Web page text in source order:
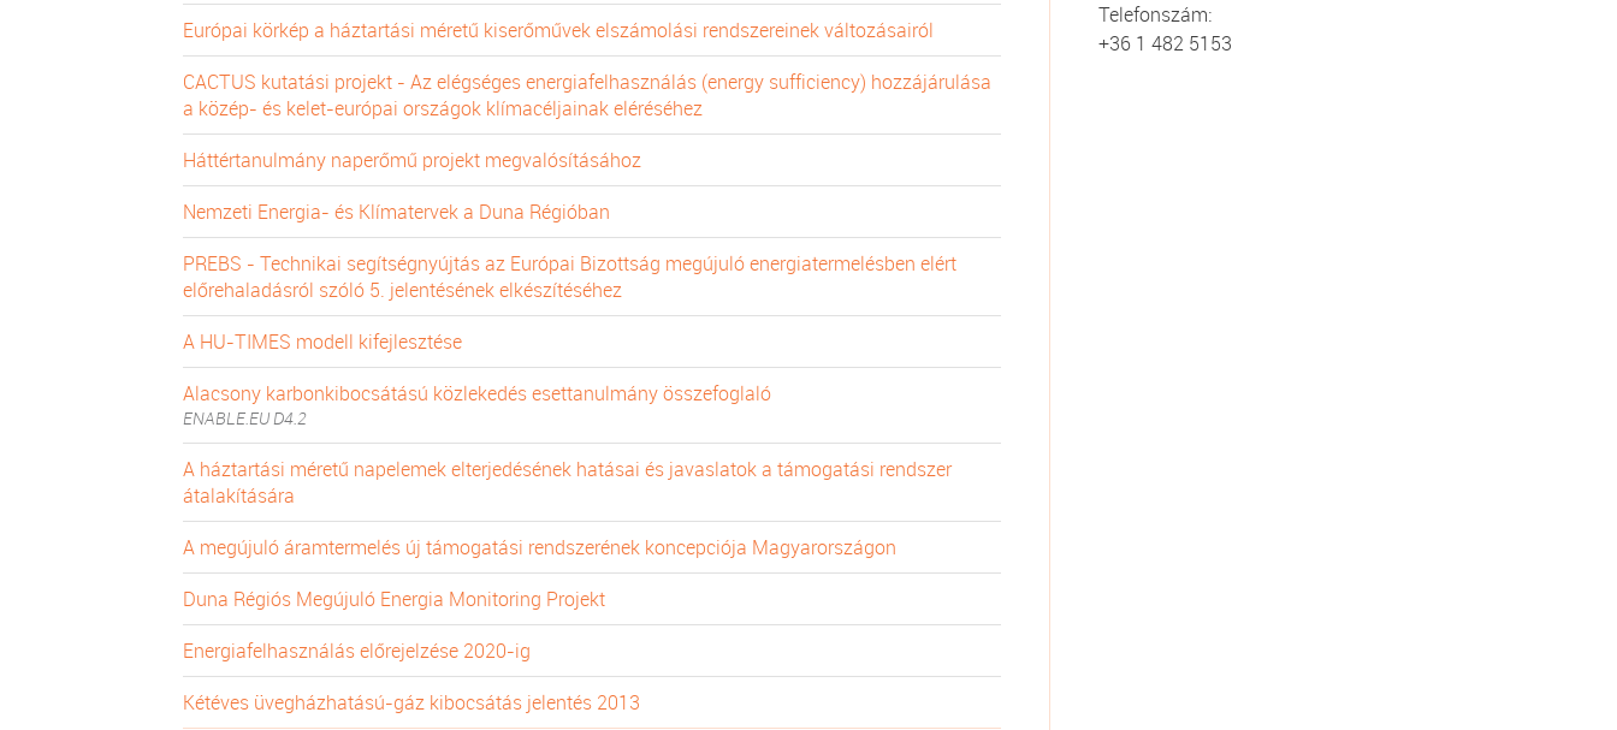
Európai körkép a háztartási méretű kiserőművek elszámolási rendszereinek változásairól
CACTUS kutatási projekt - Az elégséges energiafelhasználás (energy sufficiency) hozzájárulása
a közép- és kelet-európai országok klímacéljainak eléréséhez
Háttértanulmány naperőmű projekt megvalósításához
Nemzeti Energia- és Klímatervek a Duna Régióban
PREBS - Technikai segítségnyújtás az Európai Bizottság megújuló energiatermelésben elért
előrehaladásról szóló 5. jelentésének elkészítéséhez
A HU-TIMES modell kifejlesztése
Alacsony karbonkibocsátású közlekedés esettanulmány összefoglaló
ENABLE.EU D4.2
A háztartási méretű napelemek elterjedésének hatásai és javaslatok a támogatási rendszer
átalakítására
A megújuló áramtermelés új támogatási rendszerének koncepciója Magyarországon
Duna Régiós Megújuló Energia Monitoring Projekt
Energiafelhasználás előrejelzése 2020-ig
Kétéves üvegházhatású-gáz kibocsátás jelentés 2013
Telefonszám:
+36 1 482 5153